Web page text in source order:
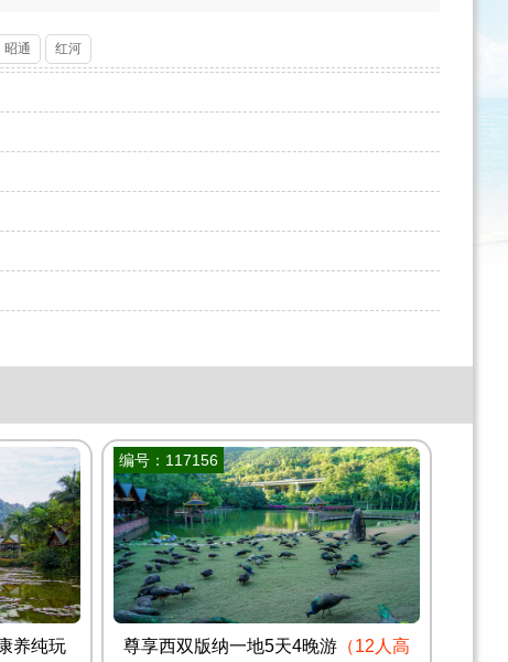
昭通 红河
养纯玩
编号：117156
尊享西双版纳一地5天4晚游 （12人高